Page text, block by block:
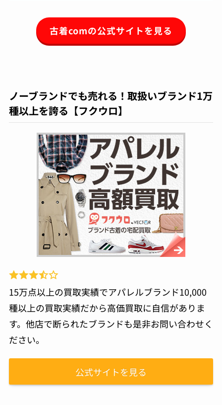
古着comの公式サイトを見る
ノーブランドでも売れる！取扱いブランド1万
種以上を誇る【フクウロ】
15万点以上の買取実績でアパレルブランド10,000
種以上の買取実績だから高価買取に自信がありま
す。他店で断られたブランドも是非お問い合わせく
ださい。
公式サイトを見る